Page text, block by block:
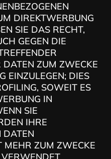
DIREKTWERBUNG
SIE DAS RECHT,
GEGEN DIE
DATEN ZUM ZWECKE
EINZULEGEN; DIES
SOWEIT ES
IN
SIE
IHRE
DATEN
MEHR ZUM ZWECKE